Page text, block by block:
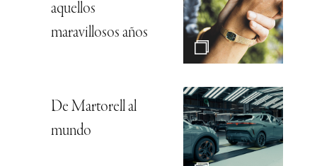
aquellos
maravillosos años
De Martorell al
mundo